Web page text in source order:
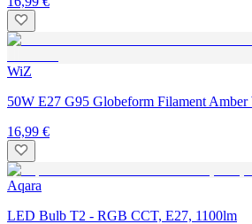
WiZ
50W E27 G95 Globeform Filament
16,99 €
Aqara
LED Bulb T2 - RGB CCT, E27, 1100lm